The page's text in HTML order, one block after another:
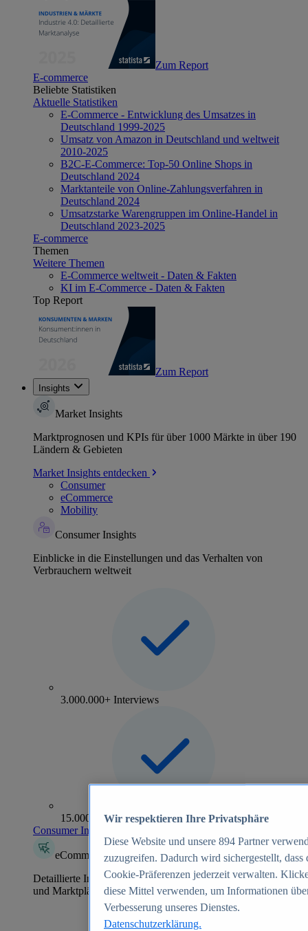
Zum Report
E-commerce
Beliebte Statistiken
Aktuelle Statistiken
E-Commerce - Entwicklung des Umsatzes in
Deutschland 1999-2025
Umsatz von Amazon in Deutschland und weltweit
2010-2025
B2C-E-Commerce: Top-50 Online Shops in
Deutschland 2024
Marktanteile von Online-Zahlungsverfahren in
Deutschland 2024
Umsatzstarke Warengruppen im Online-Handel in
Deutschland 2023-2025
E-commerce
Themen
Weitere Themen
E-Commerce weltweit - Daten & Fakten
KI im E-Commerce - Daten & Fakten
Top Report
Zum Report
Insights
Market Insights
Marktprognosen und KPIs für über 1000 Märkte in über 190
Ländern & Gebieten
Market Insights entdecken
Consumer
eCommerce
Mobility
Consumer Insights
Einblicke in die Einstellungen und das Verhalten von
Verbrauchern weltweit
3.000.000+ Interviews
15.000+ Marken
Consumer Insights entdecken
eCommerce Insights
Detaillierte Informationen zu mehr als 39.000 Online-Shops
und Marktplätzen
Wir respektieren Ihre Privatsphäre
Diese Website und unsere 894 Partner
zuzugreifen. Dadurch wird sichergestellt,
Cookie-Präferenzen jederzeit verwalten.
diese Mittel verwenden, um Informationen
Verbesserung unseres Dienstes.
Datenschutzerklärung.